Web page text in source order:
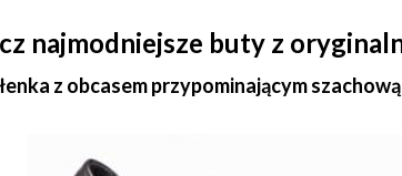
najmodniejsze buty z
z obcasem przypominającym